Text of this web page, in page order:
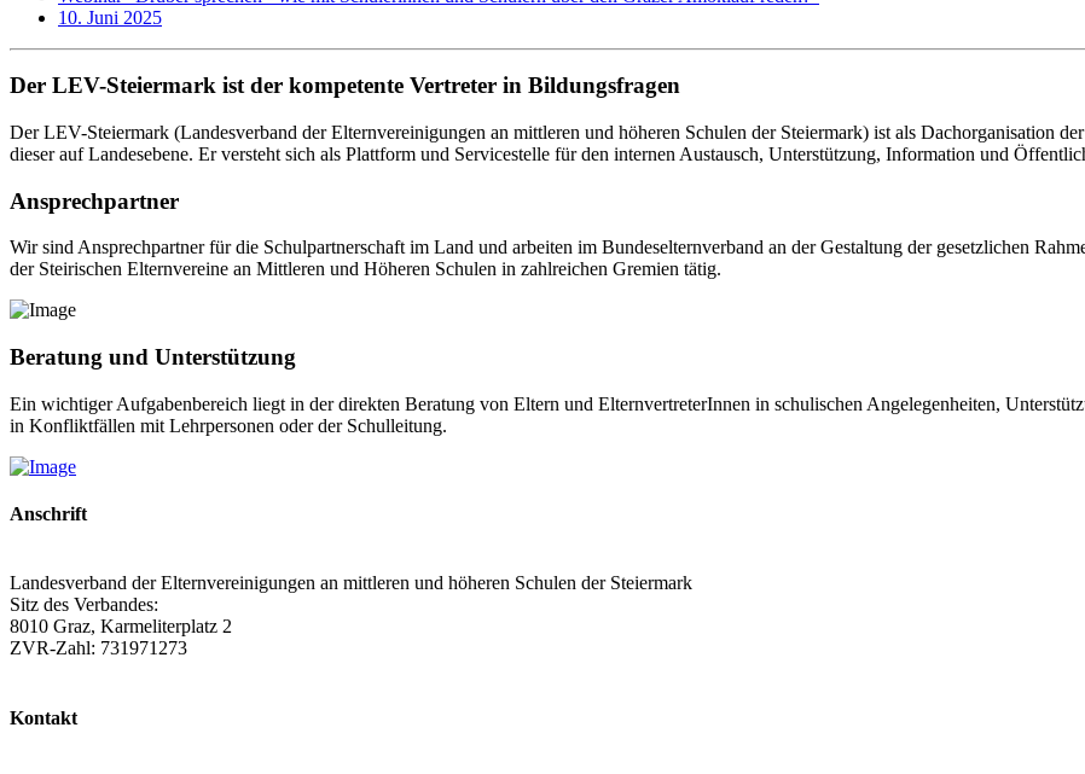
10. Juni 2025
Der LEV-Steiermark ist der kompetente Vertreter in Bildungsfragen
Der LEV-Steiermark (Landesverband der Elternvereinigungen an mittleren und höheren Schulen der Steiermark) ist als Dachorganisation
dieser auf Landesebene. Er versteht sich als Plattform und Servicestelle für den internen Austausch, Unterstützung, Information und
Ansprechpartner
Wir sind Ansprechpartner für die Schulpartnerschaft im Land und arbeiten im Bundeselternverband an der Gestaltung der gesetzlichen
der Steirischen Elternvereine an Mittleren und Höheren Schulen in zahlreichen Gremien tätig.
Beratung und Unterstützung
Ein wichtiger Aufgabenbereich liegt in der direkten Beratung von Eltern und ElternvertreterInnen in schulischen Angelegenheiten,
in Konfliktfällen mit Lehrpersonen oder der Schulleitung.
Anschrift
Landesverband der Elternvereinigungen an mittleren und höheren Schulen der Steiermark
Sitz des Verbandes:
8010 Graz, Karmeliterplatz 2
ZVR-Zahl: 731971273
Kontakt